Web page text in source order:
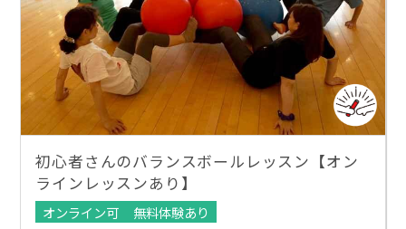
初心者さんのバランスボールレッスン【オン
ラインレッスンあり】
オンライン可
無料体験あり